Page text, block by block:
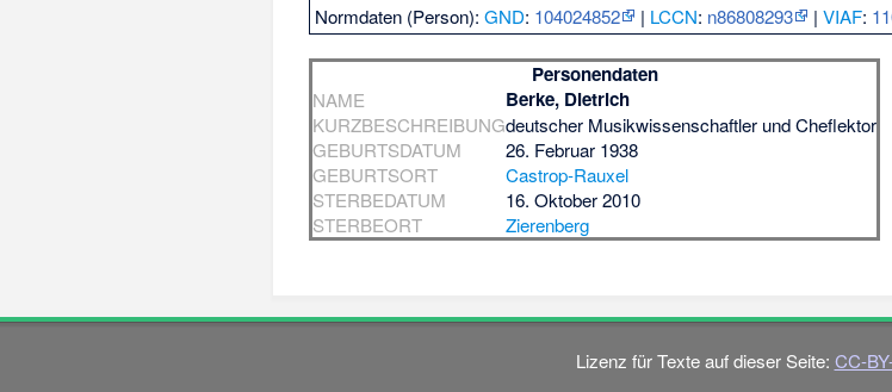
Normdaten (Person):GND: 104024852 | LCCN: n86808293 |VIAF:
Personendaten
NAME Berke, Dietrich
KURZBESCHREIBUNGdeutscher Musikwissenschaftler und Cheflektor
GEBURTSDATUM
26. Februar 1938
GEBURTSORT
Castrop-Rauxel
STERBEDATUM
16. Oktober 2010
STERBEORT
Zierenberg
Lizenz für Texte auf dieser Seite: CC-